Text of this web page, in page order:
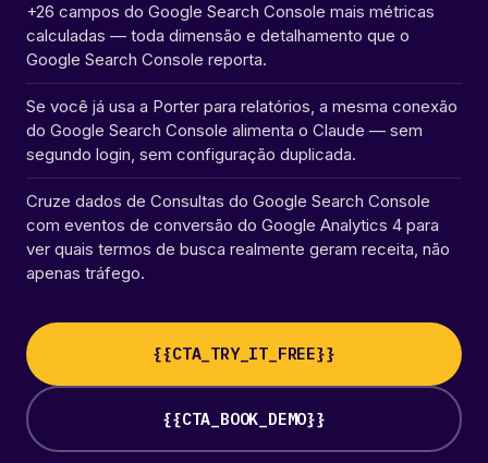
+26 campos do Google Search Console mais métricas
calculadas — toda dimensão e detalhamento que o
Google Search Console reporta.
Se você já usa a Porter para relatórios, a mesma conexão
do Google Search Console alimenta o Claude — sem
segundo login, sem configuração duplicada.
Cruze dados de Consultas do Google Search Console
com eventos de conversão do Google Analytics 4 para
ver quais termos de busca realmente geram receita, não
apenas tráfego.
{{CTA_TRY_IT_FREE}}
{{CTA_BOOK_DEMO}}